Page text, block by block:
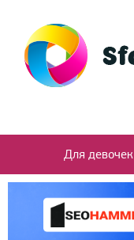
Для девочек